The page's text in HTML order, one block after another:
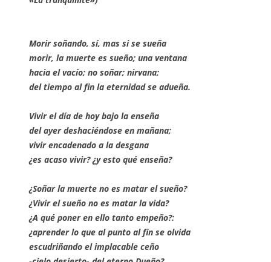
Morir soñando, sí, mas si se sueña
morir, la muerte es sueño; una ventana
hacia el vacío; no soñar; nirvana;
del tiempo al fin la eternidad se adueña.
Vivir el día de hoy bajo la enseña
del ayer deshaciéndose en mañana;
vivir encadenado a la desgana
¿es acaso vivir? ¿y esto qué enseña?
¿Soñar la muerte no es matar el sueño?
¿Vivir el sueño no es matar la vida?
¿A qué poner en ello tanto empeño?:
¿aprender lo que al punto al fin se olvida
escudriñando el implacable ceño